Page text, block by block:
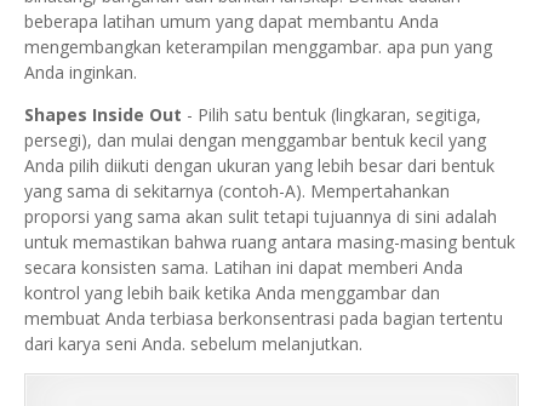
beberapa latihan umum yang dapat membantu Anda
mengembangkan keterampilan menggambar. apa pun yang
Anda inginkan.
Shapes Inside Out - Pilih satu bentuk (lingkaran, segitiga,
persegi), dan mulai dengan menggambar bentuk kecil yang
Anda pilih diikuti dengan ukuran yang lebih besar dari bentuk
yang sama di sekitarnya (contoh-A). Mempertahankan
proporsi yang sama akan sulit tetapi tujuannya di sini adalah
untuk memastikan bahwa ruang antara masing-masing bentuk
secara konsisten sama. Latihan ini dapat memberi Anda
kontrol yang lebih baik ketika Anda menggambar dan
membuat Anda terbiasa berkonsentrasi pada bagian tertentu
dari karya seni Anda. sebelum melanjutkan.